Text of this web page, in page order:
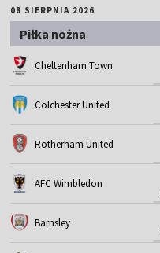
08 SIERPNIA 2026
Piłka nożna
Cheltenham Town
Colchester United
Rotherham United
AFC Wimbledon
Barnsley